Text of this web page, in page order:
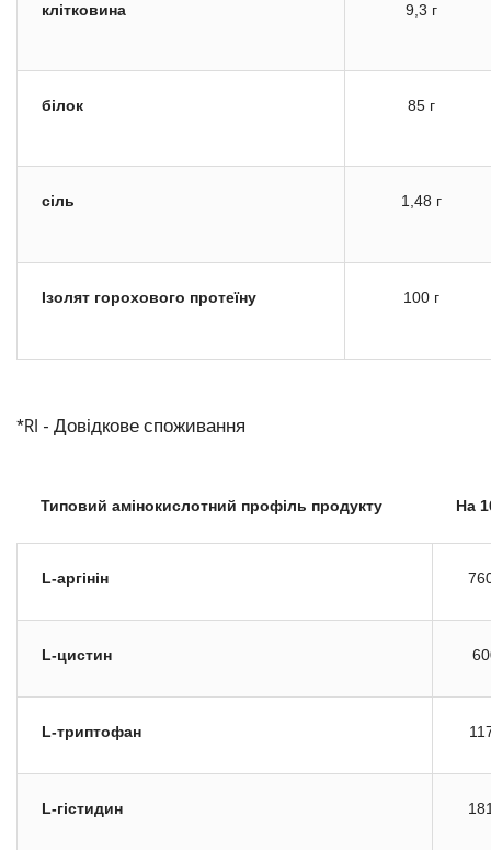
клітковина 9,3 г
білок 85 г
сіль 1,48 г
Ізолят горохового протеїну 100 г
*RI - Довідкове споживання
Типовий амінокислотний профіль продукту На
L-аргінін
L-цистин
L-триптофан
L-гістидин